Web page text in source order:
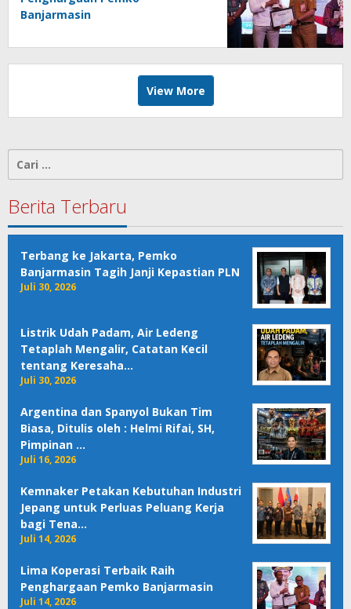
Banjarmasin
View More
Cari
untuk:
Berita Terbaru
Terbang ke Jakarta, Pemko
Banjarmasin Tagih Janji Kepastian PLN
Juli 30, 2026
Listrik Udah Padam, Air Ledeng
Tetaplah Mengalir, Catatan Kecil
tentang Keresaha…
Juli 30, 2026
Argentina dan Spanyol Bukan Tim
Biasa, Ditulis oleh : Helmi Rifai, SH,
Pimpinan …
Juli 16, 2026
Kemnaker Petakan Kebutuhan Industri
Jepang untuk Perluas Peluang Kerja
bagi Tena…
Juli 14, 2026
Lima Koperasi Terbaik Raih
Penghargaan Pemko Banjarmasin
Juli 14, 2026